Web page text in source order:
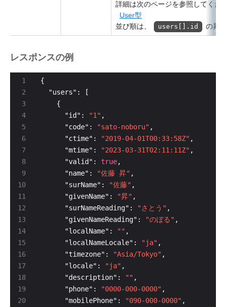
詳細は次のページを参照してくだ
User型
並び順は、
users[].id の昇
レスポンスの例
3
4
5
6
7
8
9
10
13
14
15
16
17
18
19
20
      "id":
"1"
      "code":
"sato-noboru"
      "ctime":
"2019-04-01T00:33:58Z"
      "mtime":
"2023-03-31T02:11:11Z"
      "valid":
true
      "name":
"佐藤 昇"
      "surName":
"佐藤"
      "givenName":
"昇"
      "surNameReading":
"さとう"
      "givenNameReading":
"のぼる"
      "localName":
""
      "localNameLocale":
"ja"
      "timezone":
"Asia/Tokyo"
      "locale":
"ja"
      "description":
""
      "phone":
"0000-000-0000"
      "mobilePhone":
"090-000-0000"